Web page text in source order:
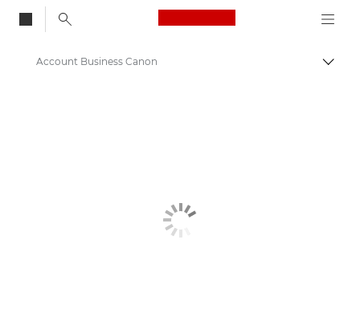
Canon Logo, back
Account Business Canon